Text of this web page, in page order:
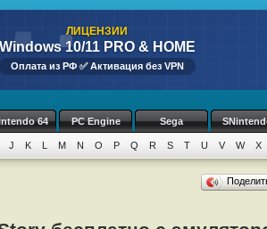
ЛИЦЕНЗИИ
Windows 10/11 PRO & HOME
Оплата из РФ ✅ Активация без VPN
64 PC Engine Sega
J K L M N O P Q R S T U V W X